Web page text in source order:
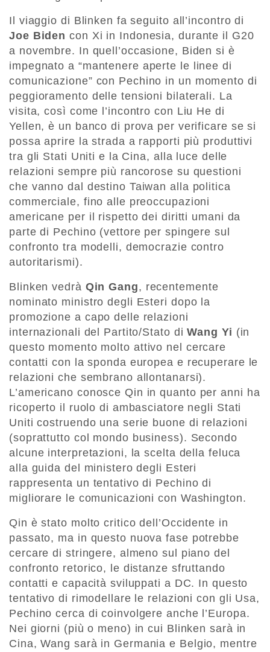
Il viaggio di Blinken fa seguito all’incontro di
Joe Biden con Xi in Indonesia, durante il G20
a novembre. In quell’occasione, Biden si è
impegnato a “mantenere aperte le linee di
comunicazione” con Pechino in un momento di
peggioramento delle tensioni bilaterali. La
visita, così come l’incontro con Liu He di
Yellen, è un banco di prova per verificare se si
possa aprire la strada a rapporti più produttivi
tra gli Stati Uniti e la Cina, alla luce delle
relazioni sempre più rancorose su questioni
che vanno dal destino Taiwan alla politica
commerciale, fino alle preoccupazioni
americane per il rispetto dei diritti umani da
parte di Pechino (vettore per spingere sul
confronto tra modelli, democrazie contro
autoritarismi).
Blinken vedrà Qin Gang, recentemente
nominato ministro degli Esteri dopo la
promozione a capo delle relazioni
internazionali del Partito/Stato diWang Yi (in
questo momento molto attivo nel cercare
contatti con la sponda europea e recuperare le
relazioni che sembrano allontanarsi).
L’americano conosce Qin in quanto per anni ha
ricoperto il ruolo di ambasciatore negli Stati
Uniti costruendo una serie buone di relazioni
(soprattutto col mondo business). Secondo
alcune interpretazioni, la scelta della feluca
alla guida del ministero degli Esteri
rappresenta un tentativo di Pechino di
migliorare le comunicazioni con Washington.
Qin è stato molto critico dell’Occidente in
passato, ma in questo nuova fase potrebbe
cercare di stringere, almeno sul piano del
confronto retorico, le distanze sfruttando
contatti e capacità sviluppati a DC. In questo
tentativo di rimodellare le relazioni con gli Usa,
Pechino cerca di coinvolgere anche l’Europa.
Nei giorni (più o meno) in cui Blinken sarà in
Cina, Wang sarà in Germania e Belgio, mentre